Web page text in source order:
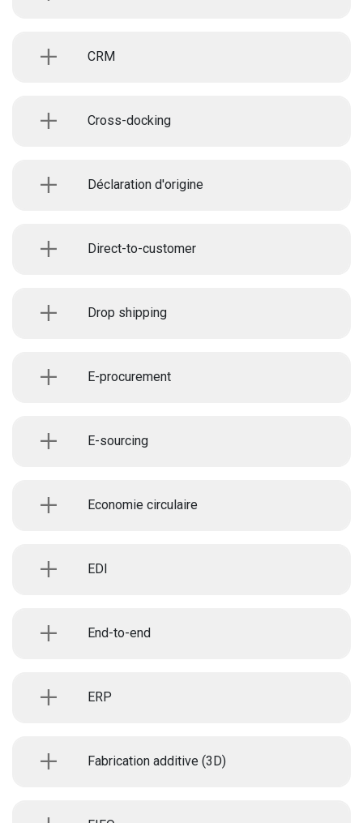
CRM
Cross-docking
Déclaration d'origine
Direct-to-customer
Drop shipping
E-procurement
E-sourcing
Economie circulaire
EDI
End-to-end
ERP
Fabrication additive (3D)